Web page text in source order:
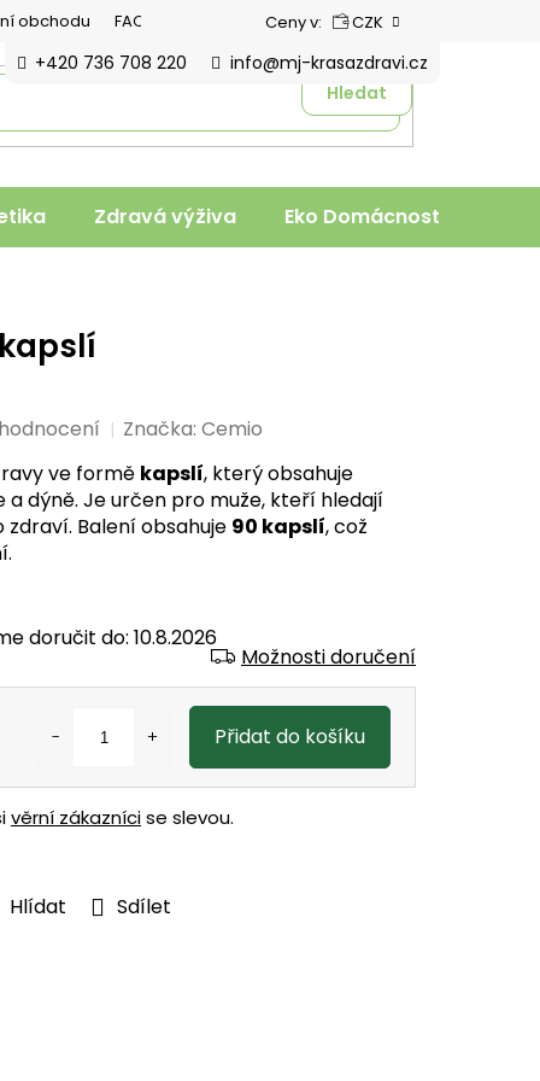
obchodu FAQ Ceny v: CZK
Hledat
+420 736 708 220 info@mj-krasazdravi.cz
Zdravá výživa Eko Domácnost
ve formě kapslí, který obsahuje
dýně. Je určen pro muže, kteří hledají
Balení obsahuje 90 kapslí, což
Hlídat Sdílet
doručit do: 10.8.2026
Možnosti doručení
Značka:Cemio
Přidat do košíku
věrní zákaznícise slevou.